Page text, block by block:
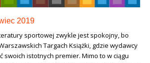
2019
sportowej zwykle jest spokojny, bo
Targach Książki, gdzie wydawcy
swoich istotnych premier. Mimo to w ciągu